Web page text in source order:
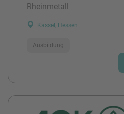
Rheinmetall
Kassel, Hessen
Ausbildung